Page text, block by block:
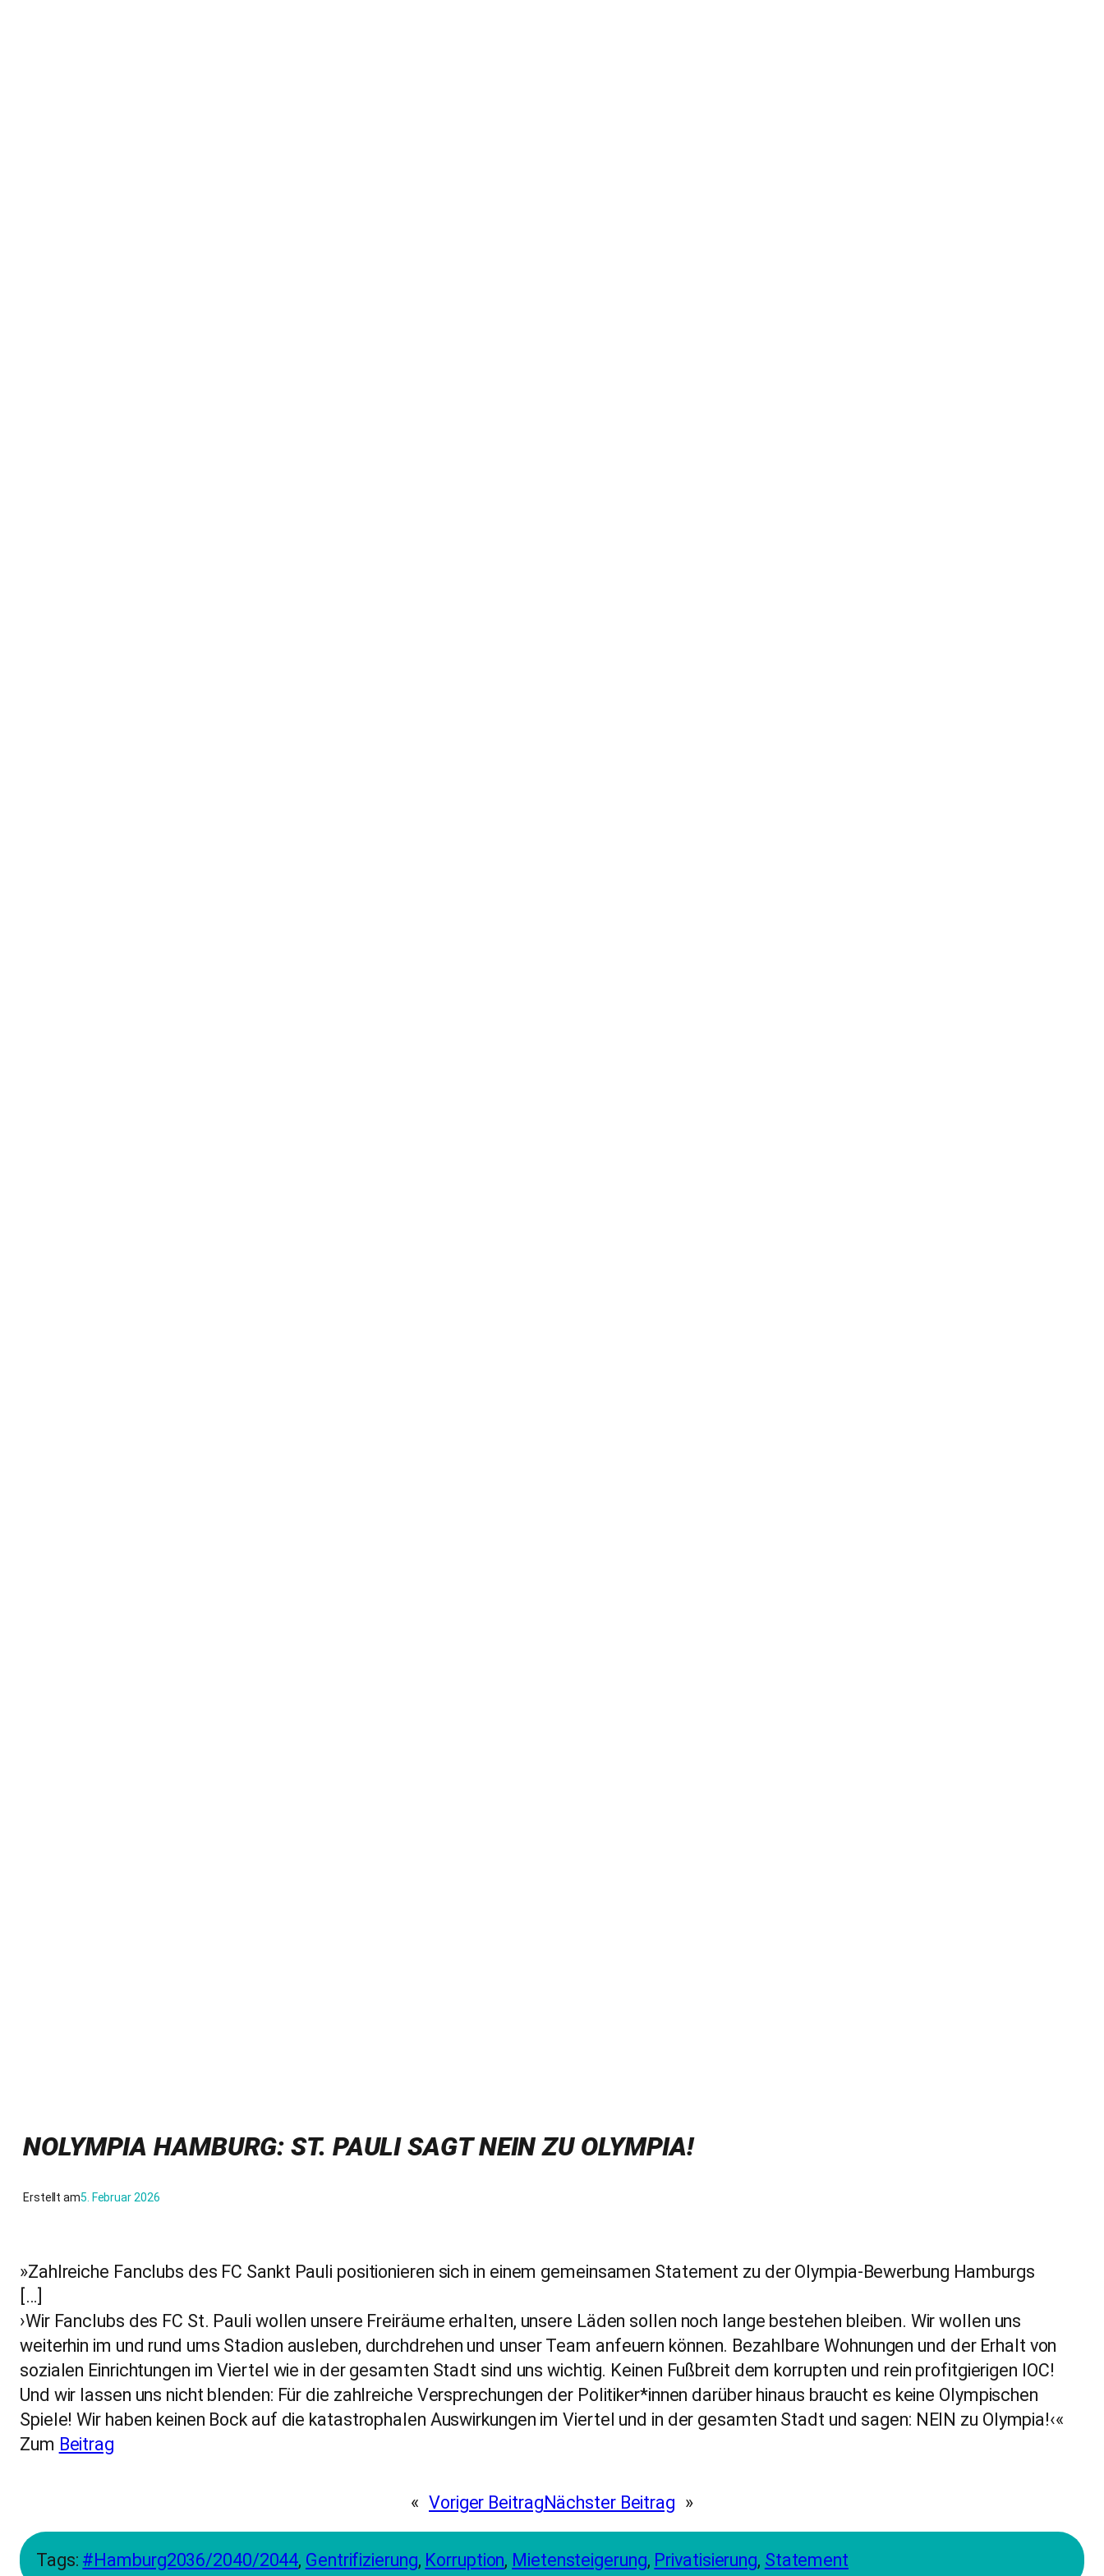
NOLYMPIA HAMBURG: ST. PAULI SAGT NEIN ZU OLYMPIA!
Erstellt am5. Februar 2026
»Zahlreiche Fanclubs des FC Sankt Pauli positionieren sich in einem gemeinsamen Statement zu der Olympia-Bewerbung Hamburgs
[…]
›Wir Fanclubs des FC St. Pauli wollen unsere Freiräume erhalten, unsere Läden sollen noch lange bestehen bleiben. Wir wollen uns
weiterhin im und rund ums Stadion ausleben, durchdrehen und unser Team anfeuern können. Bezahlbare Wohnungen und der Erhalt von
sozialen Einrichtungen im Viertel wie in der gesamten Stadt sind uns wichtig. Keinen Fußbreit dem korrupten und rein profitgierigen IOC!
Und wir lassen uns nicht blenden: Für die zahlreiche Versprechungen der Politiker*innen darüber hinaus braucht es keine Olympischen
Spiele! Wir haben keinen Bock auf die katastrophalen Auswirkungen im Viertel und in der gesamten Stadt und sagen: NEIN zu Olympia!‹«
Zum Beitrag
« Voriger Beitrag Nächster Beitrag »
Tags: #Hamburg2036/2040/2044, Gentrifizierung, Korruption, Mietensteigerung, Privatisierung, Statement